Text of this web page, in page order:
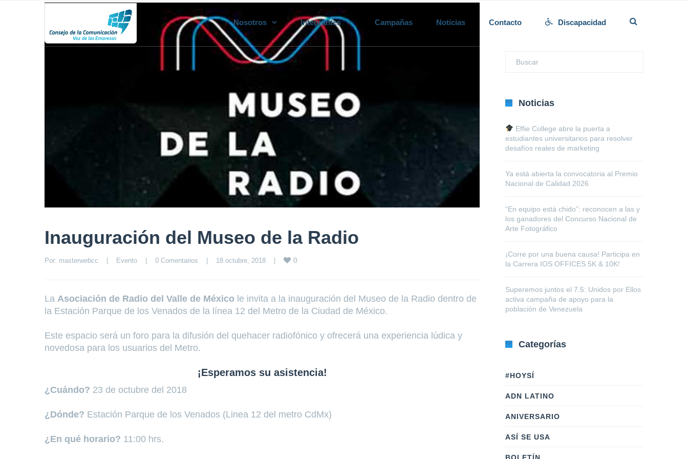
Nosotros Integrantes Campañas Noticias Contacto Discapacidad
Inauguración del Museo de la Radio
Por: masterwebcc Evento 0 Comentarios 18 octubre, 2018 0
La Asociación de Radio del Valle de México le invita a la inauguración del Museo de la Radio dentro de
la Estación Parque de los Venados de la línea 12 del Metro de la Ciudad de México.
Este espacio será un foro para la difusión del quehacer radiofónico y ofrecerá una experiencia lúdica y
novedosa para los usuarios del Metro.
¡Esperamos su asistencia!
¿Cuándo? 23 de octubre del 2018
¿Dónde? Estación Parque de los Venados (Linea 12 del metro CdMx)
¿En qué horario? 11:00 hrs.
Noticias
Effie College abre la puerta a
estudiantes universitarios para resolver
desafíos reales de marketing
Ya está abierta la convocatoria al Premio
Nacional de Calidad 2026
“En equipo está chido”: reconocen a las y
los ganadores del Concurso Nacional de
Arte Fotográfico
¡Corre por una buena causa! Participa en
la Carrera IOS OFFICES 5K & 10K!
Superemos juntos el 7.5: Unidos por Ellos
activa campaña de apoyo para la
población de Venezuela
Categorías
#HOYSÍ
ADN LATINO
ANIVERSARIO
ASÍ SE USA